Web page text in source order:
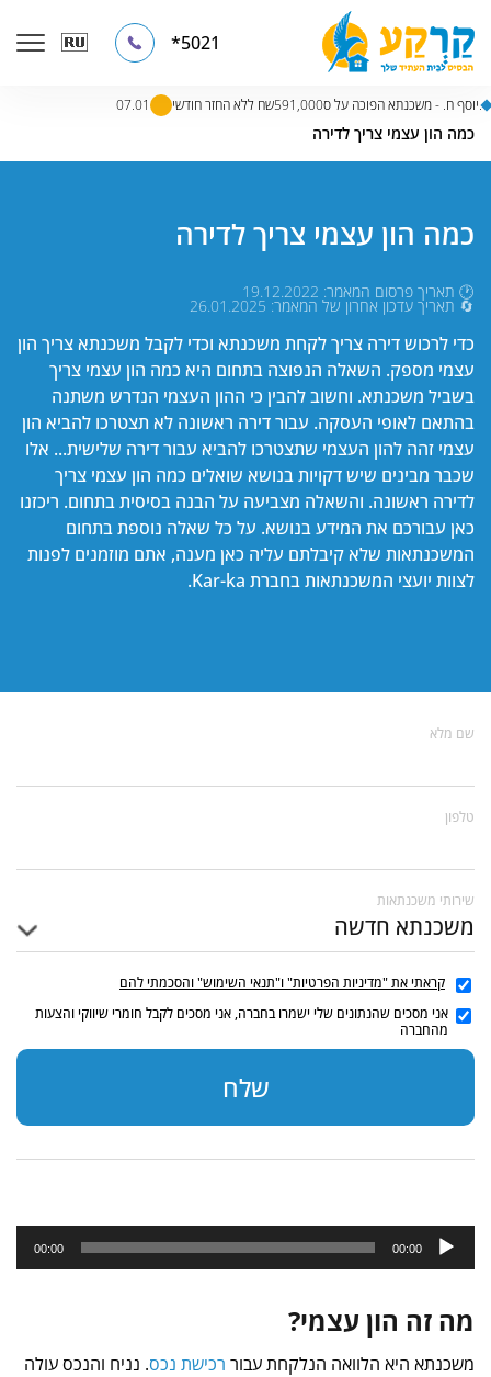
5021*
יוסף ח. - משכנתא הפוכה על ס591,000שח ללא החזר חודשי. 08.01
דף הבית»קטלוג מאמרים»מאמרים בנושא סוגי משכנתאות נוספים
כמה הון עצמי צריך לדירה
כמה הון עצמי צריך לדירה
🕐 תאריך פרסום המאמר: 19.12.2022
🔄 תאריך עדכון אחרון של המאמר: 26.01.2025
כדי לרכוש דירה צריך לקחת משכנתא וכדי לקבל משכנתא צריך הון
עצמי מספק. השאלה הנפוצה בתחום היא כמה הון עצמי צריך
בשביל משכנתא. וחשוב להבין כי ההון העצמי הנדרש משתנה
בהתאם לאופי העסקה. עבור דירה ראשונה לא תצטרכו להביא הון
עצמי זהה להון העצמי שתצטרכו להביא עבור דירה שלישית... אלו
שכבר מבינים שיש דקויות בנושא שואלים כמה הון עצמי צריך
לדירה ראשונה. והשאלה מצביעה על הבנה בסיסית בתחום. ריכזנו
כאן עבורכם את המידע בנושא. על כל שאלה נוספת בתחום
המשכנתאות שלא קיבלתם עליה כאן מענה, אתם מוזמנים לפנות
לצוות יועצי המשכנתאות בחברת Kar-ka.
שם מלא
טלפון
שירותי משכנתאות
קראתי את "מדיניות הפרטיות" ו"תנאי השימוש" והסכמתי להם
אני מסכים שהנתונים שלי ישמרו בחברה, אני מסכים לקבל חומרי שיווקי והצעות
מהחברה
שלח
אודיו
00:00
00:00
מה זה הון עצמי?
משכנתא היא הלוואה הנלקחת עבור רכישת נכס. נניח והנכס עולה